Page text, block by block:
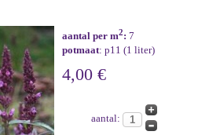
aantal per m2: 7
potmaat: p11 (1 liter)
4,00 €
aantal: